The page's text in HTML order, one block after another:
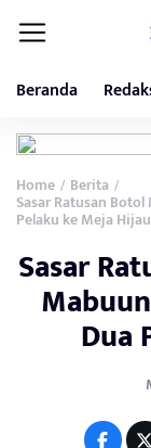
Beranda
Home / Berita /
Sasar Ratusan
Pelaku ke Meja Hijau
Sasar
Dua